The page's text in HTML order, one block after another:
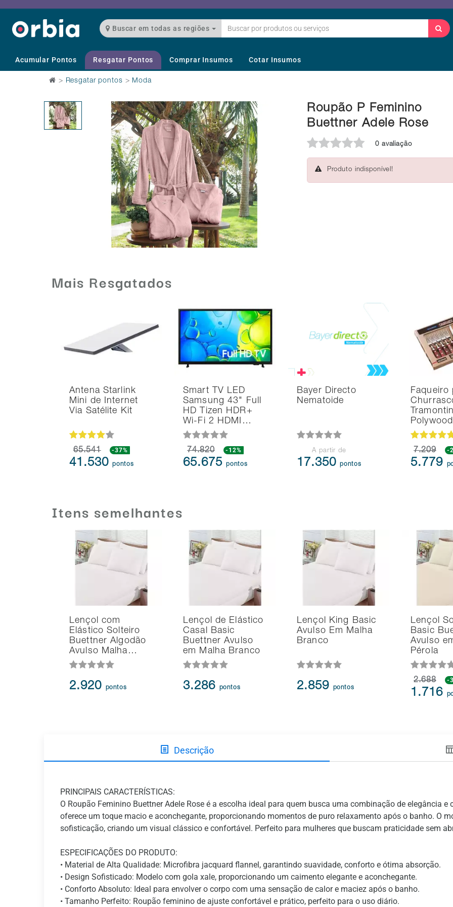
Buscar em todas as regiões
Acumular Pontos Resgatar Pontos Comprar Insumos Cotar Insumos
> Resgatar pontos > Moda
Roupão P Feminino
Buettner Adele Rose
0 avaliação
Produto indisponível!
Mais Resgatados
Antena Starlink
Mini de Internet
Via Satélite Kit
65.541 -37%
41.530pontos
Smart TV LED
Samsung 43" Full
HD Tizen HDR+
Wi-Fi 2 HDMI…
74.820 -12%
65.675pontos
Bayer Directo
Nematoide
A partir de
17.350pontos
Faqueiro
7.209 -
5.779
Itens semelhantes
Lençol com
Elástico Solteiro
Buettner Algodão
Avulso Malha…
2.920 pontos
Lençol de Elástico
Casal Basic
Buettner Avulso
em Malha Branco
3.286 pontos
Lençol King Basic
Avulso Em Malha
Branco
2.859 pontos
Lençol
Basic
Avulso
Pérola
2.688 -
1.716
Descrição
PRINCIPAIS CARACTERÍSTICAS:
O Roupão Feminino Buettner Adele Rose é a escolha ideal para quem busca uma combinação de elegância
oferece um toque macio e aconchegante, proporcionando momentos de puro relaxamento após o banho. O
sofisticação, criando um visual clássico e confortável. Perfeito para mulheres que buscam praticidade sem
ESPECIFICAÇÕES DO PRODUTO:
• Material de Alta Qualidade: Microfibra jacquard flannel, garantindo suavidade, conforto e ótima absorção.
• Design Sofisticado: Modelo com gola xale, proporcionando um caimento elegante e aconchegante.
• Conforto Absoluto: Ideal para envolver o corpo com uma sensação de calor e maciez após o banho.
• Tamanho Perfeito: Roupão feminino de ajuste confortável e prático, perfeito para o uso diário.